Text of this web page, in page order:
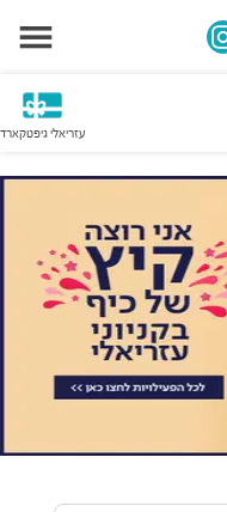
עזריאלי גיפטקארד